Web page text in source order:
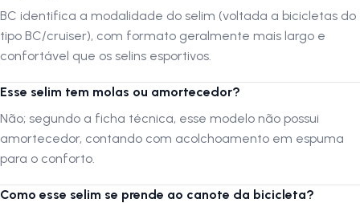
BC identifica a modalidade do selim (voltada a bicicletas do
tipo BC/cruiser), com formato geralmente mais largo e
confortável que os selins esportivos.
Esse selim tem molas ou amortecedor?
Não; segundo a ficha técnica, esse modelo não possui
amortecedor, contando com acolchoamento em espuma
para o conforto.
Como esse selim se prende ao canote da bicicleta?